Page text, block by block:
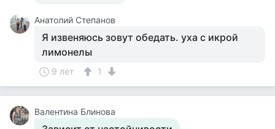
Анатолий Степанов
Я извеняюсь зовут обедать. уха с икрой
лимонелы
9 лет 1
Валентина Блинова